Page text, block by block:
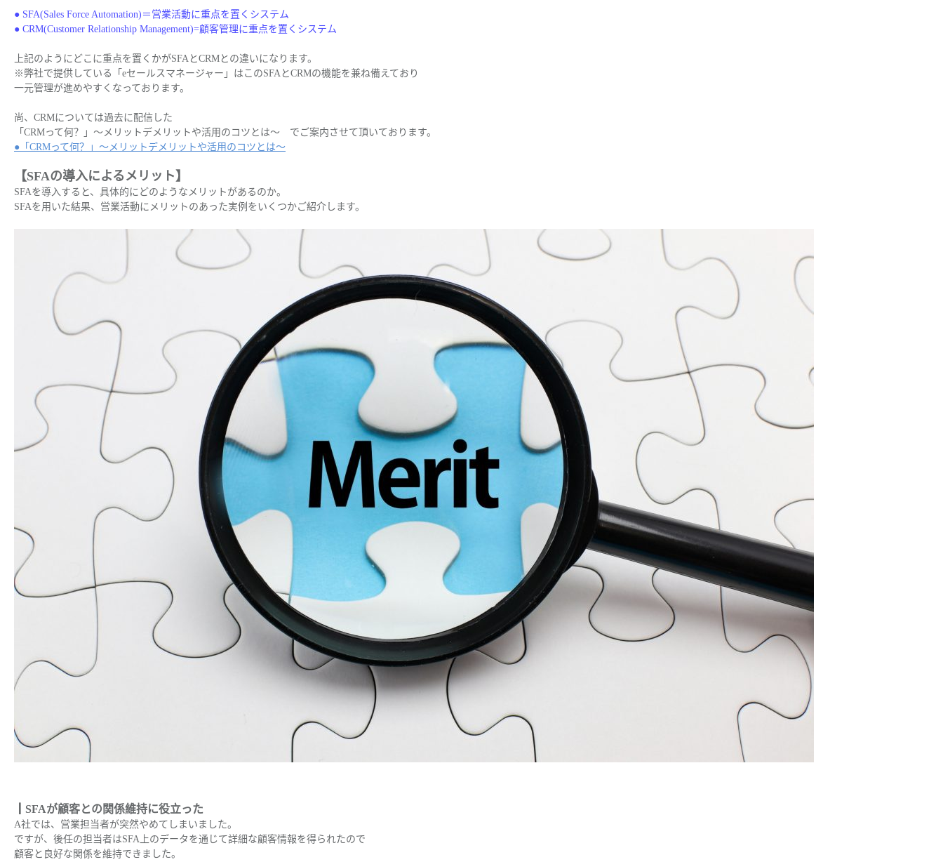
● SFA(Sales Force Automation)＝営業活動に重点を置くシステム
● CRM(Customer Relationship Management)=顧客管理に重点を置くシステム
上記のようにどこに重点を置くかがSFAとCRMとの違いになります。
※弊社で提供している「eセールスマネージャー」はこのSFAとCRMの機能を兼ね備えており
一元管理が進めやすくなっております。
尚、CRMについては過去に配信した
「CRMって何？」～メリットデメリットや活用のコツとは～ でご案内させて頂いております。
●「CRMって何？」～メリットデメリットや活用のコツとは～
【SFAの導入によるメリット】
SFAを導入すると、具体的にどのようなメリットがあるのか。
SFAを用いた結果、営業活動にメリットのあった実例をいくつかご紹介します。
┃SFAが顧客との関係維持に役立った
A社では、営業担当者が突然やめてしまいました。
ですが、後任の担当者はSFA上のデータを通じて詳細な顧客情報を得られたので
顧客と良好な関係を維持できました。